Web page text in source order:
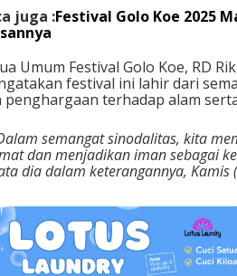
juga :Festival Golo Koe 2025
Umum Festival Golo Koe, RD
festival ini lahir dari
penghargaan terhadap alam
semangat sinodalitas, kita
dan menjadikan iman sebagai
dia dalam keterangannya, Kamis